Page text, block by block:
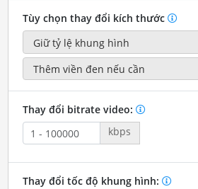
Tùy chọn thay đổi kích thước
Thay đổi bitrate video:
kbps
Thay đổi tốc độ khung hình: